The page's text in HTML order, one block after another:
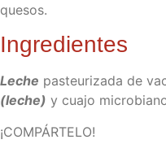
quesos.
Ingredientes
Leche pasteurizada de
(leche) y cuajo
¡COMPÁRTELO!